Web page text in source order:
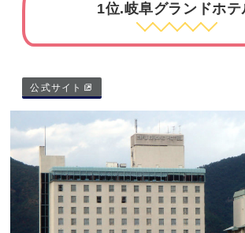
1位.岐阜グランドホテ
公式サイト